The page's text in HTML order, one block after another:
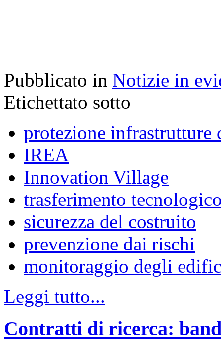
Pubblicato in Notizie in
Etichettato sotto
protezione infrastrutture
IREA
Innovation Village
trasferimento
sicurezza del costruito
prevenzione dai rischi
monitoraggio degli
Leggi tutto...
Contratti di ricerca: